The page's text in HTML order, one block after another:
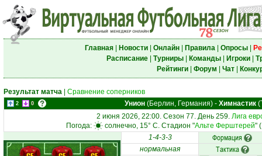
Главная| Новости| Онлайн| Правила| Опросы|
Расписание| Турниры| Команды| Игроки|
Рейтинги| Форум Чат|
Результат матча Сравнение соперников
2 0 Унион(Берлин, Германия)- Химнастик
2 июня 2026, 22:00. Сезон 77. День 259. Лига
Погода:
солнечно, 15° C. Стадион "Альте Ферштерей"
1-4-3-3 Формация
нормальная Тактика